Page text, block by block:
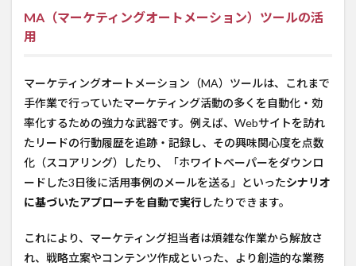
MA（マーケティングオートメーション）ツールの活
用
マーケティングオートメーション（MA）ツールは、これまで
手作業で行っていたマーケティング活動の多くを自動化・効
率化するための強力な武器です。例えば、Webサイトを訪れ
たリードの行動履歴を追跡・記録し、その興味関心度を点数
化（スコアリング）したり、「ホワイトペーパーをダウンロ
ードした3日後に活用事例のメールを送る」といったシナリオ
に基づいたアプローチを自動で実行 したりできます。
これにより、マーケティング担当者は煩雑な作業から解放さ
れ、戦略立案やコンテンツ作成といった、より創造的な業務